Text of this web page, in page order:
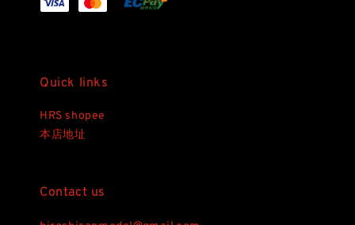
Quick links
HRS shopee
本店地址
Contact us